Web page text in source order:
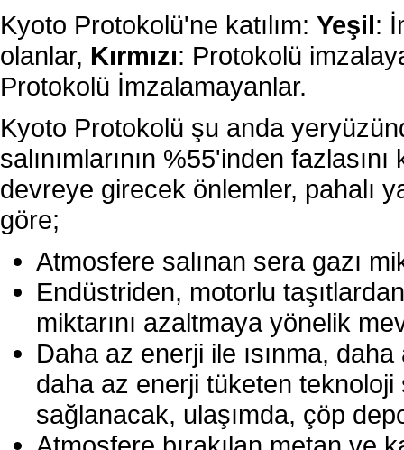
Kyoto Protokolü'ne katılım: Yeşil:
olanlar, Kırmızı: Protokolü
Protokolü İmzalamayanlar.
Kyoto Protokolü şu anda
salınımlarının %55'inden
devreye girecek önlemler, pahalı
göre;
Atmosfere salınan sera gazı
Endüstriden, motorlu
miktarını azaltmaya yönelik
Daha az enerji ile ısınma,
daha az enerji tüketen
sağlanacak, ulaşımda, çöp